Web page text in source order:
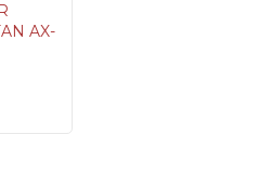
AX-